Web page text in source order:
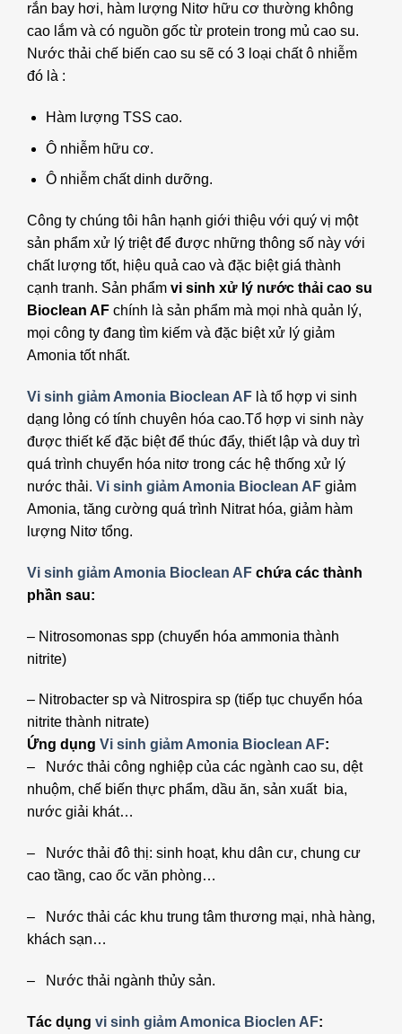
rắn bay hơi, hàm lượng Nitơ hữu cơ thường không
cao lắm và có nguồn gốc từ protein trong mủ cao su.
Nước thải chế biến cao su sẽ có 3 loại chất ô nhiễm
đó là :
Hàm lượng TSS cao.
Ô nhiễm hữu cơ.
Ô nhiễm chất dinh dưỡng.
Công ty chúng tôi hân hạnh giới thiệu với quý vị một
sản phẩm xử lý triệt để được những thông số này với
chất lượng tốt, hiệu quả cao và đặc biệt giá thành
cạnh tranh. Sản phẩm vi sinh xử lý nước thải cao su
Bioclean AF chính là sản phẩm mà mọi nhà quản lý,
mọi công ty đang tìm kiếm và đặc biệt xử lý giảm
Amonia tốt nhất.
Vi sinh giảm Amonia Bioclean AF là tổ hợp vi sinh
dạng lỏng có tính chuyên hóa cao.Tổ hợp vi sinh này
được thiết kế đặc biệt để thúc đẩy, thiết lập và duy trì
quá trình chuyển hóa nitơ trong các hệ thống xử lý
nước thải. Vi sinh giảm Amonia Bioclean AF giảm
Amonia, tăng cường quá trình Nitrat hóa, giảm hàm
lượng Nitơ tổng.
Vi sinh giảm Amonia Bioclean AF chứa các thành
phần sau:
– Nitrosomonas spp (chuyển hóa ammonia thành
nitrite)
– Nitrobacter sp và Nitrospira sp (tiếp tục chuyển hóa
nitrite thành nitrate)
Ứng dụng Vi sinh giảm Amonia Bioclean AF:
– Nước thải công nghiệp của các ngành cao su, dệt
nhuộm, chế biến thực phẩm, dầu ăn, sản xuất bia,
nước giải khát…
– Nước thải đô thị: sinh hoạt, khu dân cư, chung cư
cao tầng, cao ốc văn phòng…
– Nước thải các khu trung tâm thương mại, nhà hàng,
khách sạn…
– Nước thải ngành thủy sản.
Tác dụng vi sinh giảm Amonica Bioclen AF: